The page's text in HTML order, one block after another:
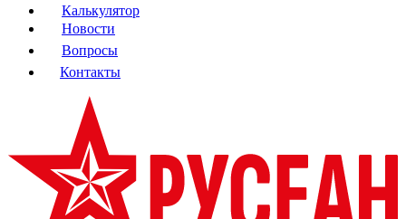
Калькулятор
Новости
Вопросы
Контакты